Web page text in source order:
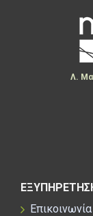
Λ.
Επικοινωνία